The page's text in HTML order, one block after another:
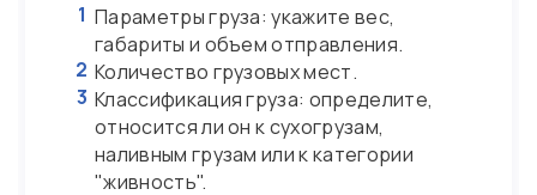
1 Параметры груза: укажите вес,
габариты и объем отправления.
2 Количество грузовых мест.
3 Классификация груза: определите,
относится ли он к сухогрузам,
наливным грузам или к категории
"живность".